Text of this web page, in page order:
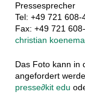
Pressesprecher
Tel: +49 721 608-
Fax: +49 721
christian
Das Foto kann in
angefordert
presse∂kit edu